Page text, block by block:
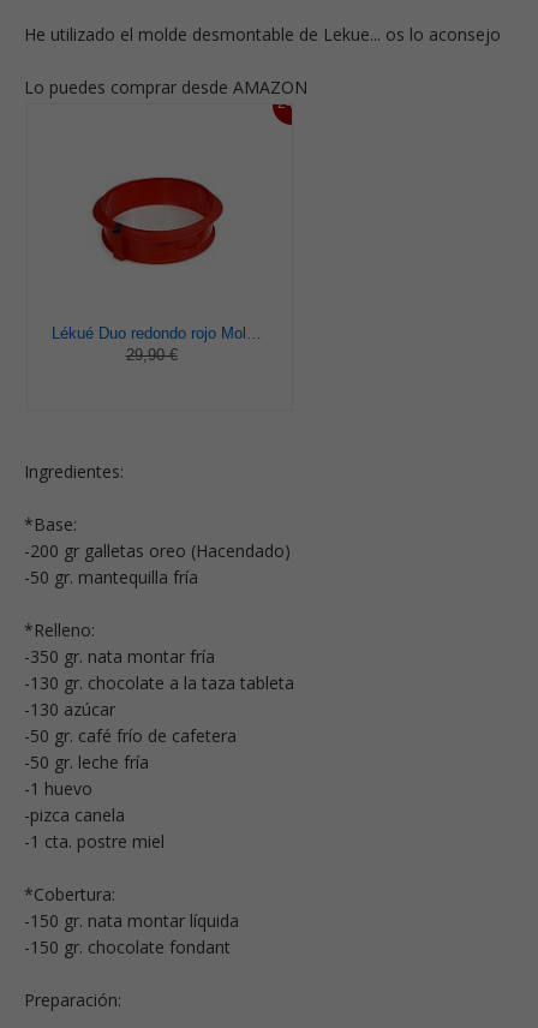
He utilizado el molde desmontable de Lekue... os lo aconsejo
Lo puedes comprar desde AMAZON
24%
Lékué Duo redondo rojo Molde pastel, Silicona, 23 x 7 x 23 cm
29,90 €
Ingredientes:
*Base:
-200 gr galletas oreo (Hacendado)
-50 gr. mantequilla fría
*Relleno:
-350 gr. nata montar fría
-130 gr. chocolate a la taza tableta
-130 azúcar
-50 gr. café frío de cafetera
-50 gr. leche fría
-1 huevo
-pizca canela
-1 cta. postre miel
*Cobertura:
-150 gr. nata montar líquida
-150 gr. chocolate fondant
Preparación: